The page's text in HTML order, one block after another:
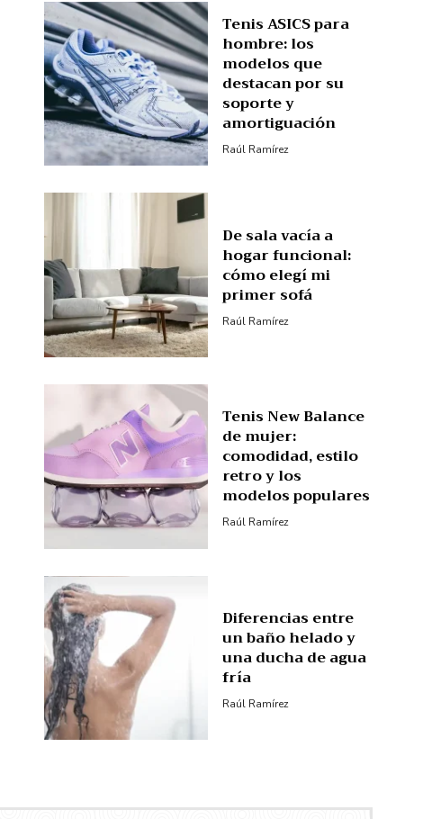
Tenis ASICS para
hombre: los
modelos que
destacan por su
soporte y
amortiguación
Raúl Ramírez
De sala vacía a
hogar funcional:
cómo elegí mi
primer sofá
Raúl Ramírez
Tenis New Balance
de mujer:
comodidad, estilo
retro y los
modelos populares
Raúl Ramírez
Diferencias entre
un baño helado y
una ducha de agua
fría
Raúl Ramírez